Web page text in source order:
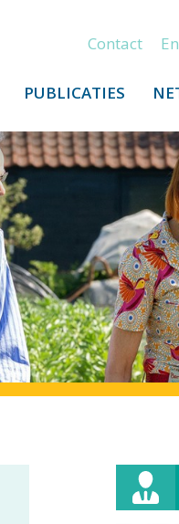
Contact
PUBLICATIES